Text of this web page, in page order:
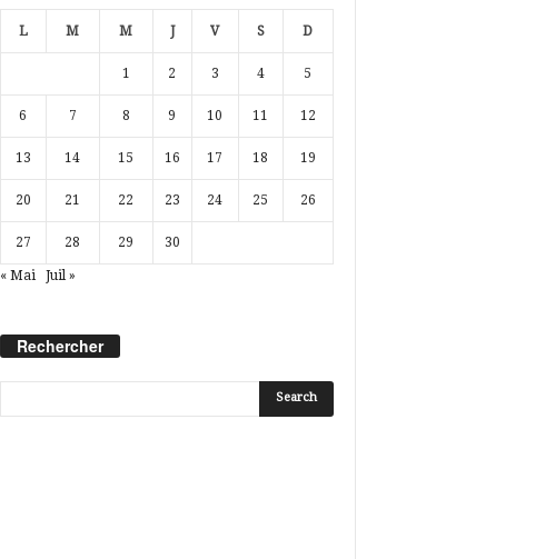
L M M J V S D
1 2 3 4 5
6 7 8 9 10 11 12
13 14 15 16 17 18 19
20 21 22 23 24 25 26
27 28 29 30
« Mai Juil »
Rechercher